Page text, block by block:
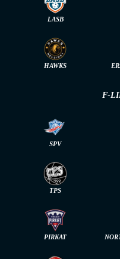
LASB
HAWKS
F-
SPV
TPS
PIRKAT